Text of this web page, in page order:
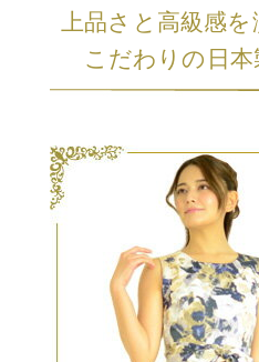
上品さと高級感
こだわりの日